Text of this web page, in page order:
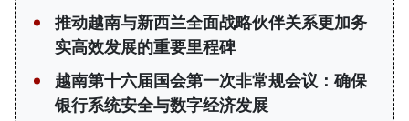
推动越南与新西兰全面战略伙伴关系更加务
实高效发展的重要里程碑
越南第十六届国会第一次非常规会议：确保
银行系统安全与数字经济发展